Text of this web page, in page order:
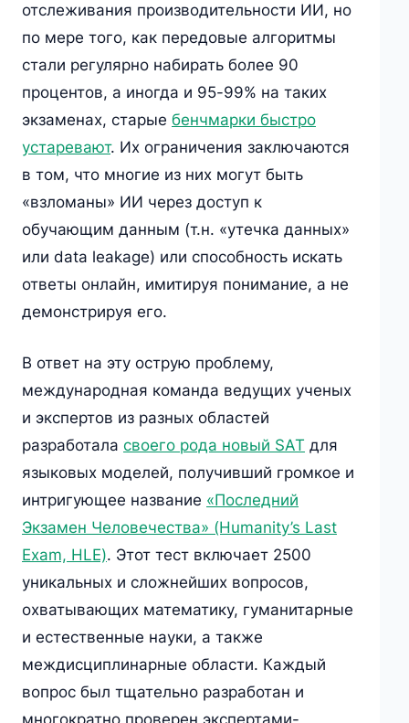
отслеживания производительности ИИ, но
по мере того, как передовые алгоритмы
стали регулярно набирать более 90
процентов, а иногда и 95-99% на таких
экзаменах, старые бенчмарки быстро
устаревают. Их ограничения заключаются
в том, что многие из них могут быть
«взломаны» ИИ через доступ к
обучающим данным (т.н. «утечка данных»
или data leakage) или способность искать
ответы онлайн, имитируя понимание, а не
демонстрируя его.
В ответ на эту острую проблему,
международная команда ведущих ученых
и экспертов из разных областей
разработала своего рода новый SAT для
языковых моделей, получивший громкое и
интригующее название «Последний
Экзамен Человечества» (Humanity’s Last
Exam, HLE). Этот тест включает 2500
уникальных и сложнейших вопросов,
охватывающих математику, гуманитарные
и естественные науки, а также
междисциплинарные области. Каждый
вопрос был тщательно разработан и
многократно проверен экспертами-